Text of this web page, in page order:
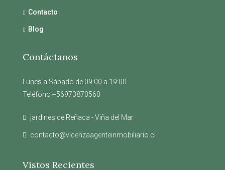
Contacto
Blog
Contáctanos
Lunes a Sábado de 09:00 a 19:00
Teléfono +56973870560
jardines de Reñaca - Viña del Mar
contacto@vicenzaagenteinmobiliario.cl
Vistos Recientes